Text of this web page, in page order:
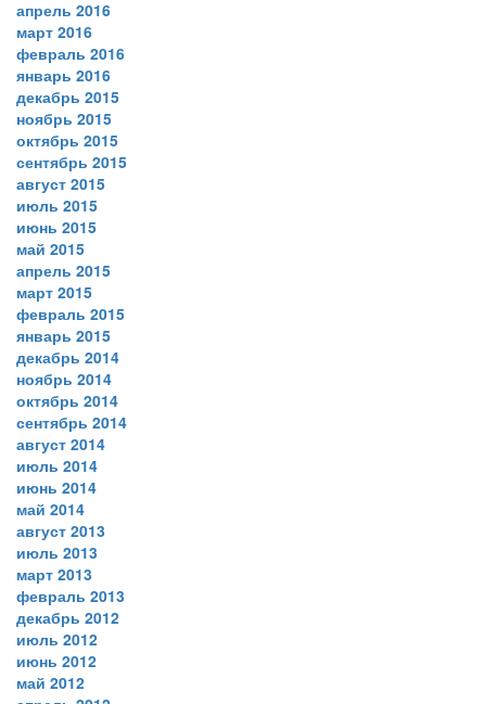
апрель 2016
март 2016
февраль 2016
январь 2016
декабрь 2015
ноябрь 2015
октябрь 2015
сентябрь 2015
август 2015
июль 2015
июнь 2015
май 2015
апрель 2015
март 2015
февраль 2015
январь 2015
декабрь 2014
ноябрь 2014
октябрь 2014
сентябрь 2014
август 2014
июль 2014
июнь 2014
май 2014
август 2013
июль 2013
март 2013
февраль 2013
декабрь 2012
июль 2012
июнь 2012
май 2012